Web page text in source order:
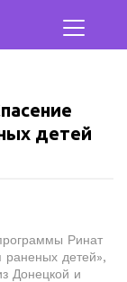
детей
Ринат
детей»,
Донецкой и